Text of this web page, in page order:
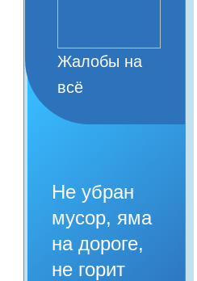
Жалобы на
всё
Не убран
мусор, яма
на дороге,
не горит